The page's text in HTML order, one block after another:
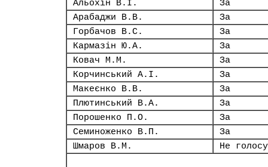
Альохін В.І.
За
Арабаджи В.В.
За
Горбачов В.С.
За
Кармазін Ю.А.
За
Ковач М.М.
За
Корчинський А.І.
За
Макеєнко В.В.
За
Плютинський В.А.
За
Порошенко П.О.
За
Семиноженко В.П.
За
Шмаров В.М.
Не